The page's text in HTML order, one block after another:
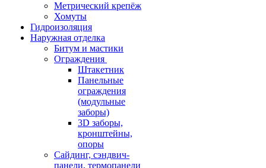
Метрический крепёж
Хомуты
Гидроизоляция
Наружная отделка
Битум и мастики
Ограждения
Штакетник
Панельные
ограждения
(модульные
заборы)
3D заборы,
кронштейны,
опоры
Cайдинг, сэндвич-
панели, термопанели